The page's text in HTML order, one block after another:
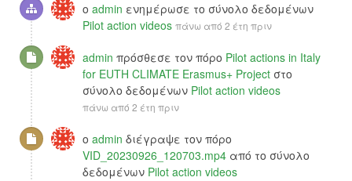
ο admin ενημέρωσε το σύνολο δεδομένων
Pilot action videos πάνω από 2 έτη πριν
admin πρόσθεσε τον πόρο Pilot actions in Italy
for EUTH CLIMATE Erasmus+ Project στο
σύνολο δεδομένων Pilot action videos
πάνω από 2 έτη πριν
ο admin διέγραψε τον πόρο
VID_20230926_120703.mp4 από το σύνολο
δεδομένων Pilot action videos